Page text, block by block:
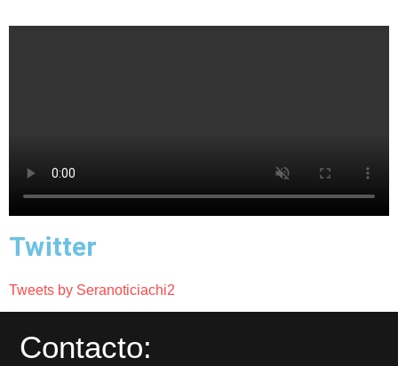
Twitter
Tweets by Seranoticiachi2
Contacto: